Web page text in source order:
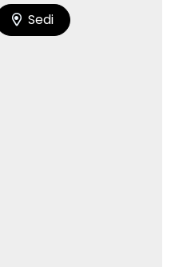
Sedi